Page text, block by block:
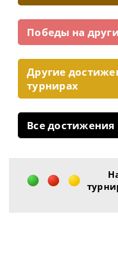
Победы на
Другие
турнирах
Все достижения